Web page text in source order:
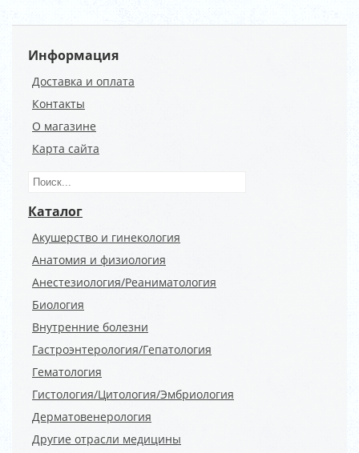
Информация
Доставка и оплата
Контакты
О магазине
Карта сайта
Каталог
Акушерство и гинекология
Анатомия и физиология
Анестезиология/Реаниматология
Биология
Внутренние болезни
Гастроэнтерология/Гепатология
Гематология
Гистология/Цитология/Эмбриология
Дерматовенерология
Другие отрасли медицины